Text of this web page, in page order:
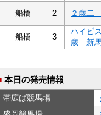
船橋 2 ２歳
船橋 3
ハイビ
歳 新
本日の発売情報
帯広ば競馬場